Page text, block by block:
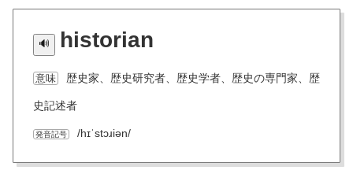
historian
意味 歴史家、歴史研究者、歴史学者、歴史の専門家、歴
史記述者
発音記号 /hɪˈstɔɹiən/